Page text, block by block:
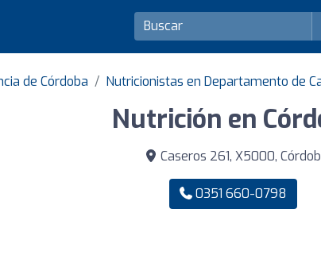
de Córdoba Nutricionistas en Departamento de
Nutrición en
Caseros 261, X5000,
0351 660-0798